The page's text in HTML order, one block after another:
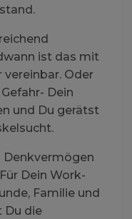
ist das mit
Oder
Dein
und Du gerätst
Denkvermögen
Dein Work-
Familie und
Du die